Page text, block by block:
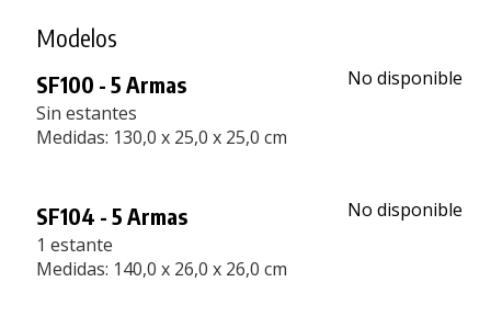
Modelos
SF100 - 5 Armas
Sin estantes
Medidas: 130,0 x 25,0 x 25,0 cm
No disponible
SF104 - 5 Armas
1 estante
Medidas: 140,0 x 26,0 x 26,0 cm
No disponible